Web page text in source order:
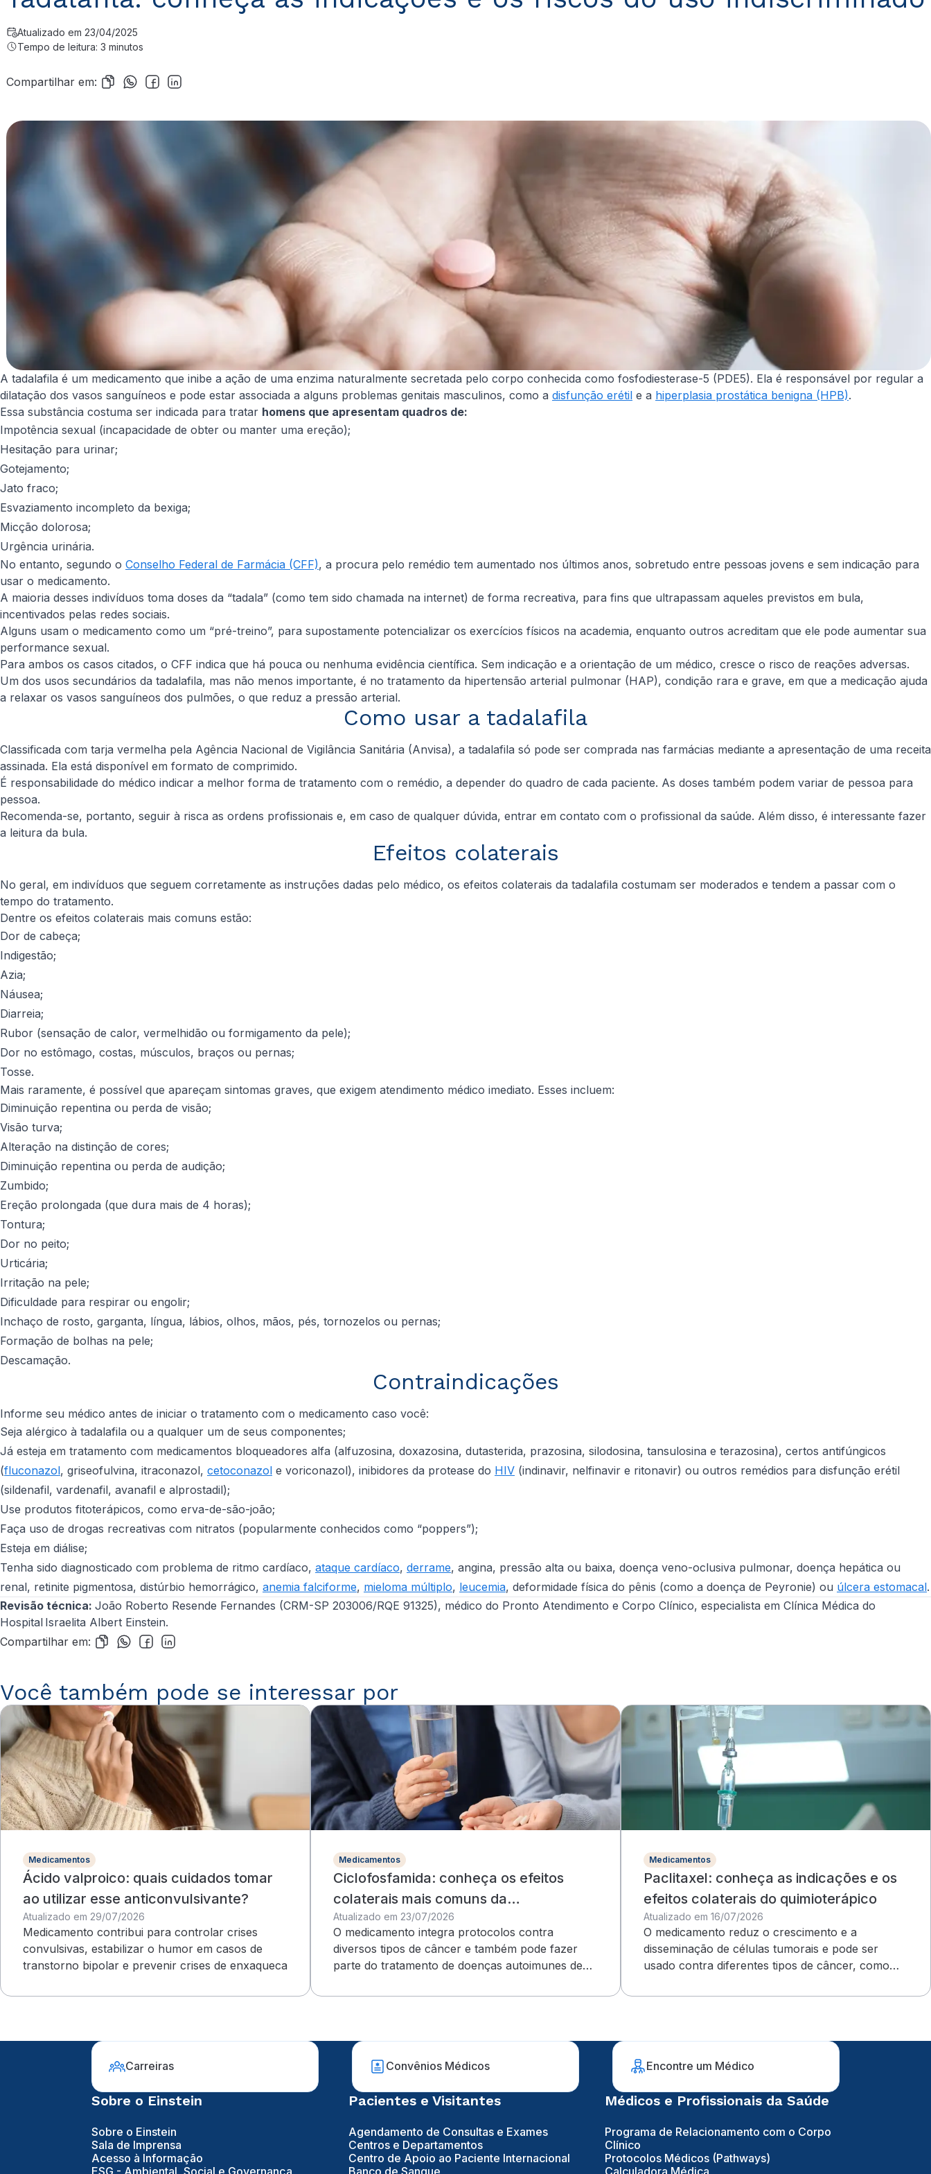
Atualizado em 23/04/2025
Tempo de leitura: 3 minutos
Compartilhar em:
A tadalafila é um medicamento que inibe a ação de uma enzima naturalmente secretada pelo corpo conhecida como fosfodiesterase-5 (PDE5). Ela é responsável por regular a
dilatação dos vasos sanguíneos e pode estar associada a alguns problemas genitais masculinos, como a disfunção erétil e a hiperplasia prostática benigna (HPB).
Essa substância costuma ser indicada para tratar homens que apresentam quadros de:
Impotência sexual (incapacidade de obter ou manter uma ereção);
Hesitação para urinar;
Gotejamento;
Jato fraco;
Esvaziamento incompleto da bexiga;
Micção dolorosa;
Urgência urinária.
No entanto, segundo o Conselho Federal de Farmácia (CFF), a procura pelo remédio tem aumentado nos últimos anos, sobretudo entre pessoas jovens e sem indicação para
usar o medicamento.
A maioria desses indivíduos toma doses da “tadala” (como tem sido chamada na internet) de forma recreativa, para fins que ultrapassam aqueles previstos em bula,
incentivados pelas redes sociais.
Alguns usam o medicamento como um “pré-treino”, para supostamente potencializar os exercícios físicos na academia, enquanto outros acreditam que ele pode aumentar sua
performance sexual.
Para ambos os casos citados, o CFF indica que há pouca ou nenhuma evidência científica. Sem indicação e a orientação de um médico, cresce o risco de reações adversas.
Um dos usos secundários da tadalafila, mas não menos importante, é no tratamento da hipertensão arterial pulmonar (HAP), condição rara e grave, em que a medicação ajuda
a relaxar os vasos sanguíneos dos pulmões, o que reduz a pressão arterial.
Como usar a tadalafila
Classificada com tarja vermelha pela Agência Nacional de Vigilância Sanitária (Anvisa), a tadalafila só pode ser comprada nas farmácias mediante a apresentação de uma receita
assinada. Ela está disponível em formato de comprimido.
É responsabilidade do médico indicar a melhor forma de tratamento com o remédio, a depender do quadro de cada paciente. As doses também podem variar de pessoa para
pessoa.
Recomenda-se, portanto, seguir à risca as ordens profissionais e, em caso de qualquer dúvida, entrar em contato com o profissional da saúde. Além disso, é interessante fazer
a leitura da bula.
Efeitos colaterais
No geral, em indivíduos que seguem corretamente as instruções dadas pelo médico, os efeitos colaterais da tadalafila costumam ser moderados e tendem a passar com o
tempo do tratamento.
Dentre os efeitos colaterais mais comuns estão:
Dor de cabeça;
Indigestão;
Azia;
Náusea;
Diarreia;
Rubor (sensação de calor, vermelhidão ou formigamento da pele);
Dor no estômago, costas, músculos, braços ou pernas;
Tosse.
Mais raramente, é possível que apareçam sintomas graves, que exigem atendimento médico imediato. Esses incluem:
Diminuição repentina ou perda de visão;
Visão turva;
Alteração na distinção de cores;
Diminuição repentina ou perda de audição;
Zumbido;
Ereção prolongada (que dura mais de 4 horas);
Tontura;
Dor no peito;
Urticária;
Irritação na pele;
Dificuldade para respirar ou engolir;
Inchaço de rosto, garganta, língua, lábios, olhos, mãos, pés, tornozelos ou pernas;
Formação de bolhas na pele;
Descamação.
Contraindicações
Informe seu médico antes de iniciar o tratamento com o medicamento caso você:
Seja alérgico à tadalafila ou a qualquer um de seus componentes;
Já esteja em tratamento com medicamentos bloqueadores alfa (alfuzosina, doxazosina, dutasterida, prazosina, silodosina, tansulosina e terazosina), certos antifúngicos
(fluconazol, griseofulvina, itraconazol, cetoconazol e voriconazol), inibidores da protease do HIV (indinavir, nelfinavir e ritonavir) ou outros remédios para disfunção erétil
(sildenafil, vardenafil, avanafil e alprostadil);
Use produtos fitoterápicos, como erva-de-são-joão;
Faça uso de drogas recreativas com nitratos (popularmente conhecidos como “poppers”);
Esteja em diálise;
Tenha sido diagnosticado com problema de ritmo cardíaco, ataque cardíaco, derrame, angina, pressão alta ou baixa, doença veno-oclusiva pulmonar, doença hepática ou
renal, retinite pigmentosa, distúrbio hemorrágico, anemia falciforme, mieloma múltiplo, leucemia, deformidade física do pênis (como a doença de Peyronie) ou úlcera estomacal.
Revisão técnica: João Roberto Resende Fernandes (CRM-SP 203006/RQE 91325), médico do Pronto Atendimento e Corpo Clínico, especialista em Clínica Médica do
Hospital Israelita Albert Einstein.
Compartilhar em:
Você também pode se interessar por
Medicamentos
Ácido valproico: quais cuidados tomar
ao utilizar esse anticonvulsivante?
Atualizado em 29/07/2026
Medicamento contribui para controlar crises
convulsivas, estabilizar o humor em casos de
transtorno bipolar e prevenir crises de enxaqueca
Medicamentos
Ciclofosfamida: conheça os efeitos
colaterais mais comuns da
quimioterapia
Atualizado em 23/07/2026
O medicamento integra protocolos contra
diversos tipos de câncer e também pode fazer
parte do tratamento de doenças autoimunes de
Medicamentos
Paclitaxel: conheça as indicações e os
efeitos colaterais do quimioterápico
Atualizado em 16/07/2026
O medicamento reduz o crescimento e a
disseminação de células tumorais e pode ser
usado contra diferentes tipos de câncer, como
Carreiras Convênios Médicos Encontre um Médico
Sobre o Einstein
Sobre o Einstein
Sala de Imprensa
Acesso à Informação
ESG - Ambiental, Social e Governança
Pacientes e Visitantes
Agendamento de Consultas e Exames
Centros e Departamentos
Centro de Apoio ao Paciente Internacional
Banco de Sangue
Médicos e Profissionais da Saúde
Programa de Relacionamento com o Corpo
Clínico
Protocolos Médicos (Pathways)
Calculadora Médica